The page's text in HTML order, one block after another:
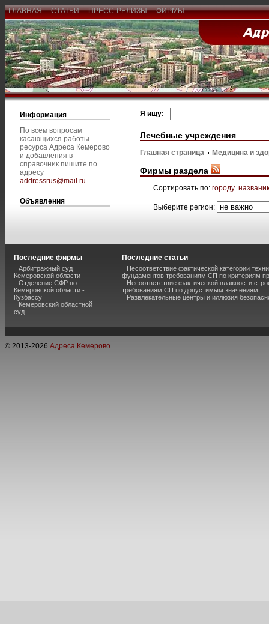
ГЛАВНАЯ СТАТЬИ ПРЕСС-РЕЛИЗЫ ФИРМЫ
Информация
По всем вопросам
касающихся работы
ресурса Адреса Кемерово
и добавления в
справочник пишите по
адресу
addressrus@mail.ru.
Объявления
Я ищу:
Лечебные учреждения
Главная страница Медицина и
Фирмы раздела
Сортировать по: городу
Выберите регион:
Последние фирмы
Арбитражный суд
Кемеровской области
Отделение СФР по
Кемеровской области -
Кузбассу
Кемеровский областной
суд
Последние статьи
Несоответствие фактической категории
фундаментов требованиям СП по критериям
Несоответствие фактической влажности
требованиям СП по допустимым значениям
Развлекательные центры и иллюзия
© 2013-2026 Адреса Кемерово